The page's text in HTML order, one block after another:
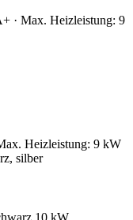
· Max. Heizleistung: 9
Heizleistung: 9 kW
silber